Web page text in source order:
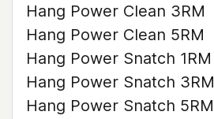
Hang Power Clean 3RM
Hang Power Clean 5RM
Hang Power Snatch 1RM
Hang Power Snatch 3RM
Hang Power Snatch 5RM